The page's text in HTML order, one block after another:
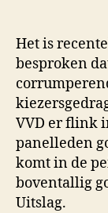
Het is
besproken
VVD er flink
panelleden
komt in de
boventallig
Uitslag.